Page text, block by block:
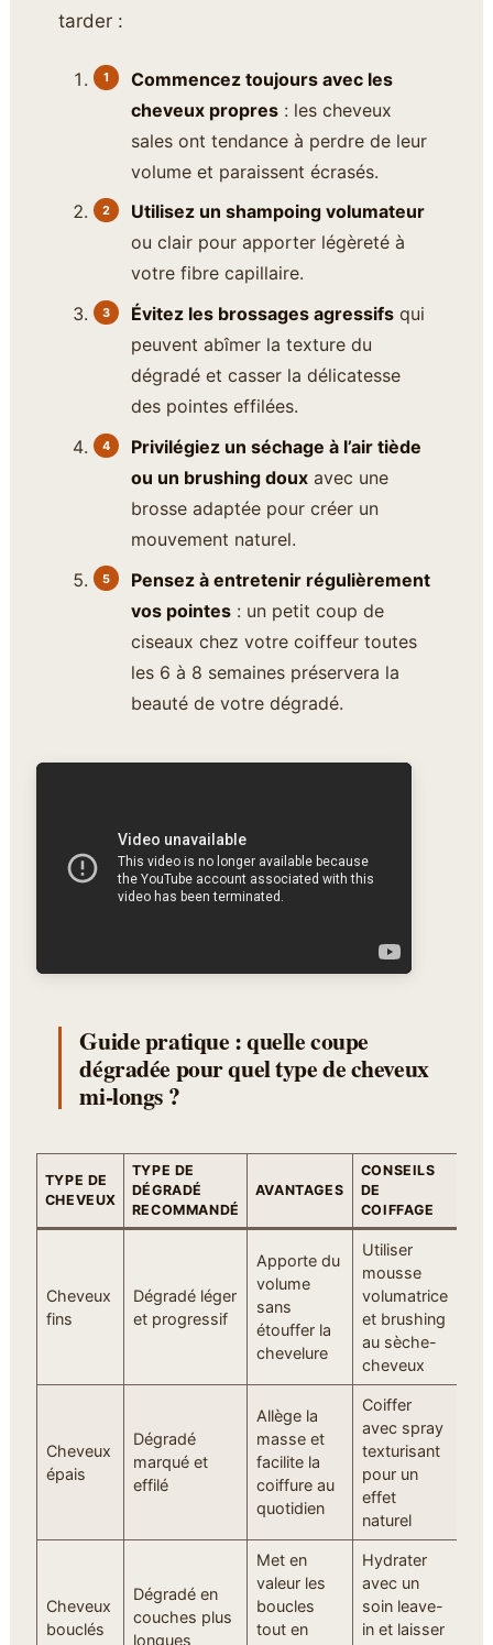
tarder :
Commencez toujours avec les
cheveux propres : les cheveux
sales ont tendance à perdre de leur
volume et paraissent écrasés.
Utilisez un shampoing volumateur
ou clair pour apporter légèreté à
votre fibre capillaire.
Évitez les brossages agressifs qui
peuvent abîmer la texture du
dégradé et casser la délicatesse
des pointes effilées.
Privilégiez un séchage à l’air tiède
ou un brushing doux avec une
brosse adaptée pour créer un
mouvement naturel.
Pensez à entretenir régulièrement
vos pointes : un petit coup de
ciseaux chez votre coiffeur toutes
les 6 à 8 semaines préservera la
beauté de votre dégradé.
Guide pratique : quelle coupe
dégradée pour quel type de cheveux
mi-longs ?
TYPE DE
CHEVEUX
TYPE DE
DÉGRADÉ
RECOMMANDÉ
AVANTAGES
CONSEILS
DE
COIFFAGE
Cheveux
fins
Dégradé léger
et progressif
Apporte du
volume
sans
étouffer la
chevelure
Utiliser
mousse
volumatrice
et brushing
au sèche-
cheveux
Cheveux
épais
Dégradé
marqué et
effilé
Allège la
masse et
facilite la
coiffure au
quotidien
Coiffer
avec spray
texturisant
pour un
effet
naturel
Cheveux
bouclés
Dégradé en
couches plus
longues
Met en
valeur les
boucles
tout en
Hydrater
avec un
soin leave-
in et laisser